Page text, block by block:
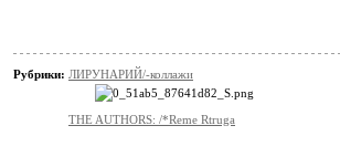
Рубрики: ЛИРУНАРИЙ/-коллажи
THE AUTHORS: /*Reme Rtruga